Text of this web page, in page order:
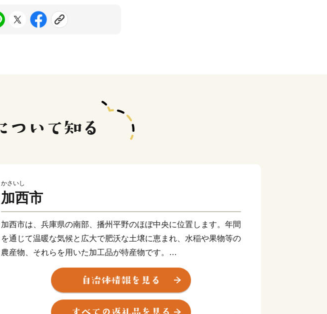
かさいし
加西市
加西市は、兵庫県の南部、播州平野のほぼ中央に位置します。年間
を通じて温暖な気候と広大で肥沃な土壌に恵まれ、水稲や果物等の
農産物、それらを用いた加工品が特産物です。
また、日本最古の地誌「播磨国風土記」にも登場する自然と歴史が
融合したまちで赤穂義士のゆかりの地でもあります。
市内には古法華自然公園やフラワーセンター、五百羅漢、玉丘古墳
群などの観光名所が多数あり、田園地帯の中を北条鉄道も走ってい